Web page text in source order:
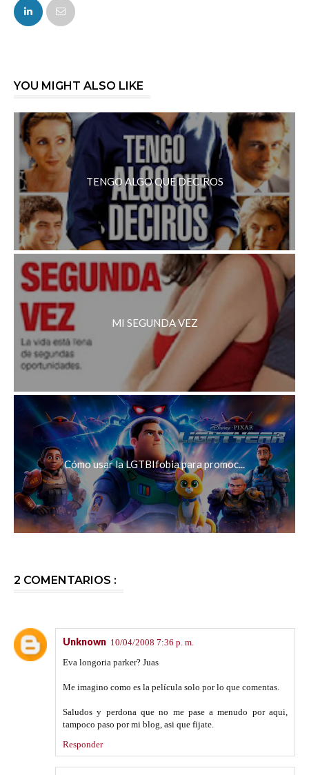
FACEBOOK
YOU MIGHT ALSO LIKE
TENGO ALGO QUE DECIROS
MI SEGUNDA VEZ
Cómo usar la LGTBIfobia para promoc...
2 COMENTARIOS :
Unknown 10/04/2008 7:36 p. m.
Eva longoria parker? Juas
Me imagino como es la película solo por lo que comentas.
Saludos y perdona que no me pase a menudo por aqui,
tampoco paso por mi blog, asi que fijate.
Responder